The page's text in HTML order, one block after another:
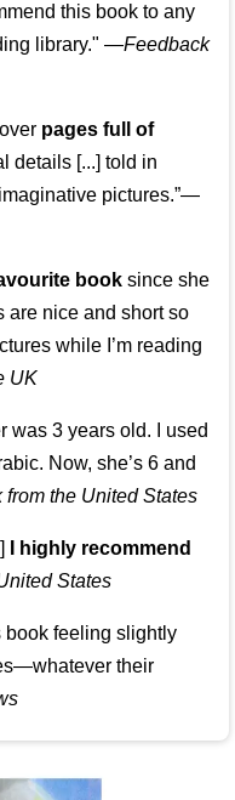
this book to any
library." —Feedback
pages full of
details [...] told in
pictures.”—
book since she
are nice and short so
while I’m reading
UK
was 3 years old. I used
Now, she’s 6 and
from the United States
I highly recommend
States
book feeling slightly
their